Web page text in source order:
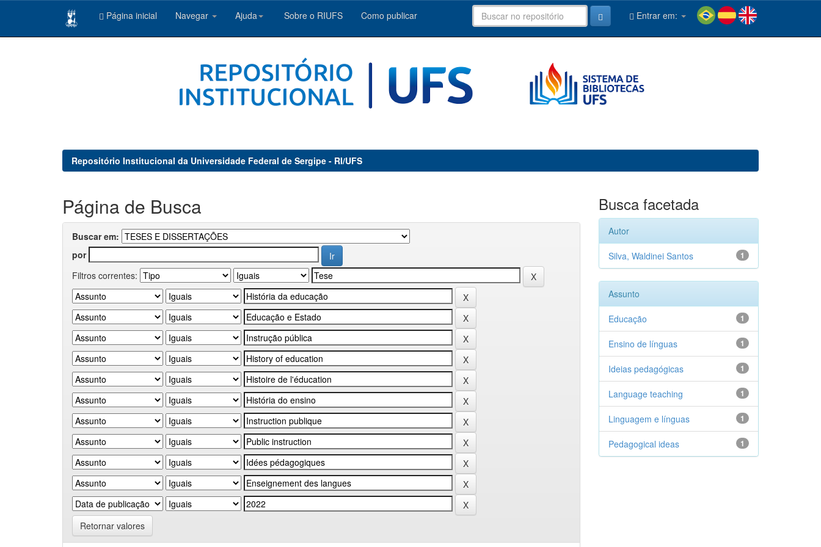
Página inicial Navegar Ajuda Sobre o RIUFS Como publicar Entrar em:
Repositório Institucional da Universidade Federal de Sergipe - RI/UFS
Página de Busca
Buscar em:
por
Filtros correntes:
Retornar valores
Busca facetada
Autor
1
Silva, Waldinei Santos
Assunto
1
Educação
1
Ensino de línguas
1
Ideias pedagógicas
1
Language teaching
1
Linguagem e línguas
1
Pedagogical ideas